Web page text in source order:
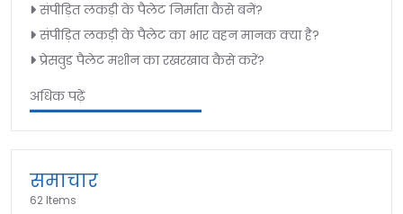
संपीड़ित लकड़ी के पैलेट निर्माता कैसे बनें?
संपीड़ित लकड़ी के पैलेट का भार वहन मानक क्या है?
प्रेसवुड पैलेट मशीन का रखरखाव कैसे करें?
अधिक पढ़ें
समाचार
62 Items